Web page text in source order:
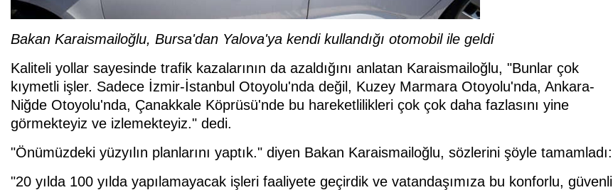
Bakan Karaismailoğlu, Bursa'dan Yalova'ya kendi kullandığı otomobil ile geldi
Kaliteli yollar sayesinde trafik kazalarının da azaldığını anlatan Karaismailoğlu, "Bunlar çok
kıymetli işler. Sadece İzmir-İstanbul Otoyolu'nda değil, Kuzey Marmara Otoyolu'nda, Ankara-
Niğde Otoyolu'nda, Çanakkale Köprüsü'nde bu hareketlilikleri çok çok daha fazlasını yine
görmekteyiz ve izlemekteyiz." dedi.
"Önümüzdeki yüzyılın planlarını yaptık." diyen Bakan Karaismailoğlu, sözlerini şöyle tamamladı:
"20 yılda 100 yılda yapılamayacak işleri faaliyete geçirdik ve vatandaşımıza bu konforlu, güvenli